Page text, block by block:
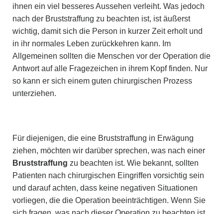
ihnen ein viel besseres Aussehen verleiht. Was jedoch
nach der Bruststraffung zu beachten ist, ist äußerst
wichtig, damit sich die Person in kurzer Zeit erholt und
in ihr normales Leben zurückkehren kann. Im
Allgemeinen sollten die Menschen vor der Operation die
Antwort auf alle Fragezeichen in ihrem Kopf finden. Nur
so kann er sich einem guten chirurgischen Prozess
unterziehen.
Für diejenigen, die eine Bruststraffung in Erwägung
ziehen, möchten wir darüber sprechen, was nach einer
Bruststraffung zu beachten ist. Wie bekannt, sollten
Patienten nach chirurgischen Eingriffen vorsichtig sein
und darauf achten, dass keine negativen Situationen
vorliegen, die die Operation beeinträchtigen. Wenn Sie